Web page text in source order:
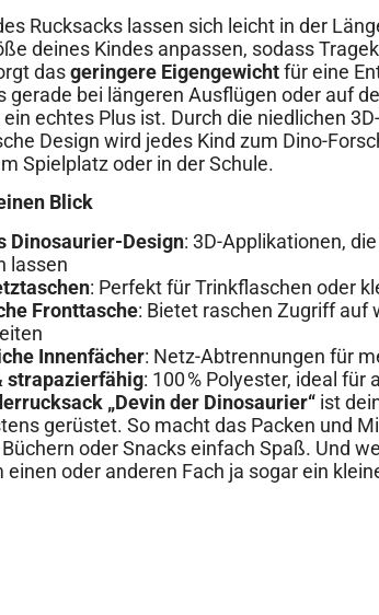
Rucksacks lassen sich leicht in der
deines Kindes anpassen, sodass
dasgeringere Eigengewichtfür eine
gerade bei längeren Ausflügen oder auf
echtes Plus ist. Durch die niedlichen
Design wird jedes Kind zum Dino-
Spielplatz oder in der Schule.
Blick
Dinosaurier-Design: 3D-Applikationen,
lassen
: Perfekt für Trinkflaschen oder
Fronttasche: Bietet raschen Zugriff auf
Innenfächer: Netz-Abtrennungen für
strapazierfähig: 100 % Polyester, ideal für
„Devin der Dinosaurier“ ist
gerüstet. So macht das Packen und
oder Snacks einfach Spaß. Und
einen oder anderen Fach ja sogar ein